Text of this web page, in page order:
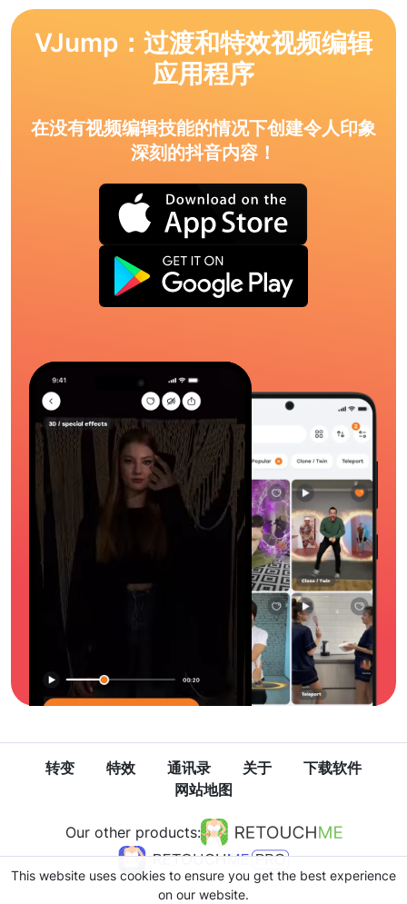
VJump：过渡和特效视频编辑
应用程序
在没有视频编辑技能的情况下创建令人印象
深刻的抖音内容！
转变 特效 通讯录 关于
下载软件
网站地图
Our other products:
This website uses cookies to ensure you get the best experience
on our website.